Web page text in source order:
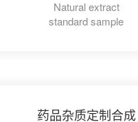
Natural extract
standard sample
药品杂质定制合成